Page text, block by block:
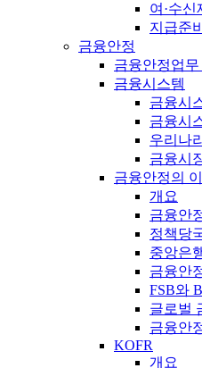
여·수신
지급준
금융안정
금융안정업무
금융시스템
금융시
금융시
우리나
금융시
금융안정의
개요
금융안
정책당
중앙은
금융안
FSB와
글로벌
금융안
KOFR
개요